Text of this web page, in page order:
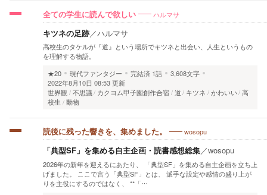
全ての学生に読んで欲しい ハルマサ
キツネの足跡／ハルマサ
高校生のタケルが『道』という場所でキツネと出会い、人生というもの
を理解する物語。
★20
現代ファンタジー 完結済 1話
3,608文字
2022年8月10日 08:53 更新
世界観 不思議 カクヨム甲子園創作合宿 道 キツネ かわいい 高
校生
動物
読後に残った響きを、集めました。 wosopu
「典型SF」を集める自主企画・読書感想総集／wosopu
2026年の新年を迎えるにあたり、 「典型SF」を集める自主企画を立ち上
げました。 ここで言う「典型SF」とは、 派手な設定や感情の盛り上が
りを主役にするのではなく、 **「…